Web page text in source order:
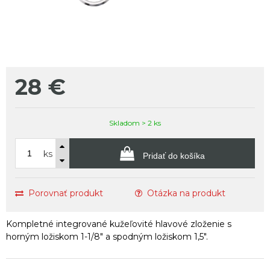
28 €
Skladom > 2 ks
ks Pridať do košíka
Porovnať produkt Otázka na produkt
Kompletné integrované kužeľovité hlavové zloženie s
horným ložiskom 1-1/8" a spodným ložiskom 1,5".